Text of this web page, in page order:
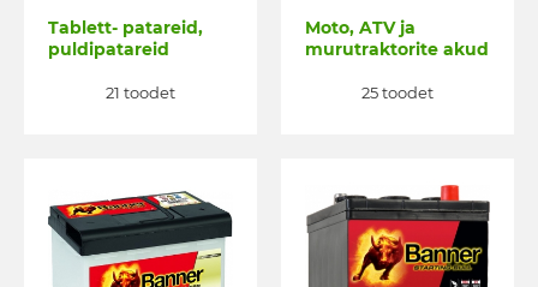
Tablett- patareid,
puldipatareid
21 toodet
Moto, ATV ja
murutraktorite akud
25 toodet